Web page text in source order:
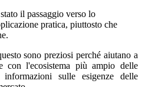
il passaggio verso lo
pratica, piuttosto che
sono preziosi perché aiutano a
con l'ecosistema più ampio delle
sulle esigenze delle